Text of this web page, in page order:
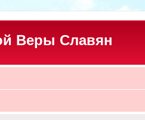
Веры Славян